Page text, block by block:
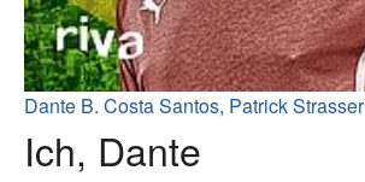
Dante B. Costa Santos, Patrick Strasser
Ich, Dante